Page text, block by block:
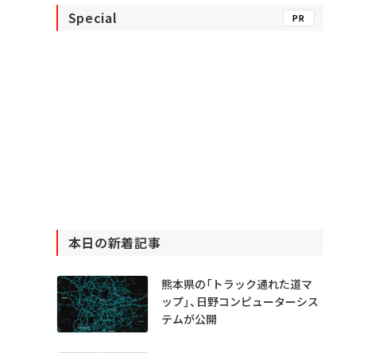
Special PR
本日の新着記事
熊本県の「トラック通れた道マ
ップ」、日野コンピューターシス
テムが公開